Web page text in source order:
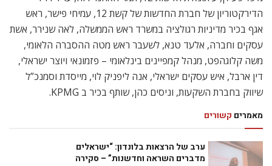
הדירקטוריון של חברת החדשות של קשת 12, עמיחי פישר, ראש
אגף בכיר מדיניות רגולציה במשרד ראש הממשלה, לאה שנירר, אשת
עסקים וחברה, אלעד טנא, לשעבר ראש מטה ההסברה הלאומי,
משה קלוגהפט, מנהל קמפיינים בינלאומי – פזמונאי ויוצר ישראלי,
דין ארבל, איש עסקים ישראלי, אנה ליפניק לוי, מייסדת וסמנכ”ל
שיווק בחברת השקעות, וניסים כהן, שותף בכיר ב KPMG.
מאמרים קשורים
ערב של הרצאות בלונדון: “ישראלים
מדברים השראה וחדשנות” – סקירה